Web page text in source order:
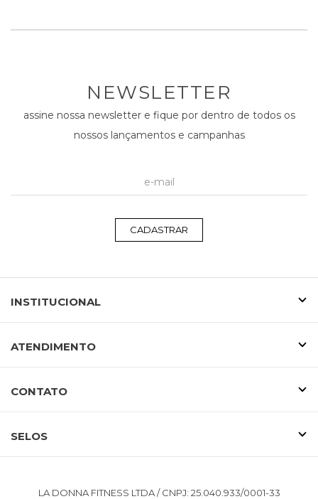
NEWSLETTER
assine nossa newsletter e fique por dentro de todos os
nossos lançamentos e campanhas
CADASTRAR
INSTITUCIONAL
ATENDIMENTO
CONTATO
SELOS
LA DONNA FITNESS LTDA / CNPJ: 25.040.933/0001-33